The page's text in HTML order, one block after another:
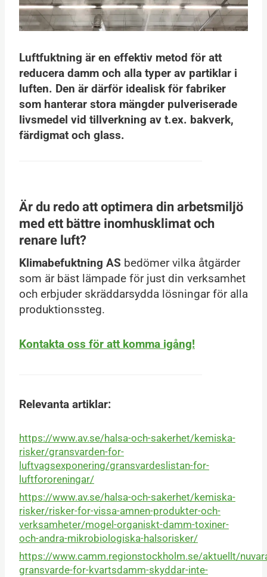
Luftfuktning är en effektiv metod för att
reducera damm och alla typer av partiklar i
luften. Den är därför idealisk för fabriker
som hanterar stora mängder pulveriserade
livsmedel vid tillverkning av t.ex. bakverk,
färdigmat och glass.
Är du redo att optimera din arbetsmiljö
med ett bättre inomhusklimat och
renare luft?
Klimabefuktning AS bedömer vilka åtgärder
som är bäst lämpade för just din verksamhet
och erbjuder skräddarsydda lösningar för alla
produktionssteg.
Kontakta oss för att komma igång!
Relevanta artiklar:
https://www.av.se/halsa-och-sakerhet/kemiska-
risker/gransvarden-for-
luftvagsexponering/gransvardeslistan-for-
luftfororeningar/
https://www.av.se/halsa-och-sakerhet/kemiska-
risker/risker-for-vissa-amnen-produkter-och-
verksamheter/mogel-organiskt-damm-toxiner-
och-andra-mikrobiologiska-halsorisker/
https://www.camm.regionstockholm.se/aktuellt/
gransvarde-for-kvartsdamm-skyddar-inte-